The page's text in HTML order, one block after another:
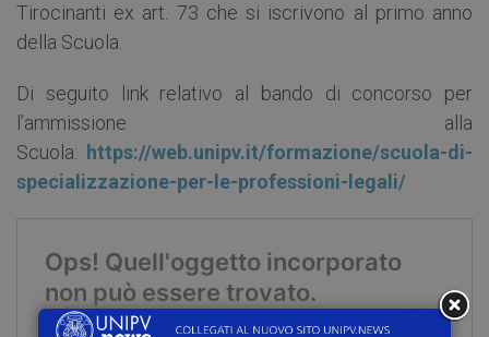
Tirocinanti ex art. 73 che si iscrivono al primo anno
della Scuola.
Di seguito link relativo al bando di concorso per
l’ammissione alla
Scuola: https://web.unipv.it/formazione/scuola-di-
specializzazione-per-le-professioni-legali/